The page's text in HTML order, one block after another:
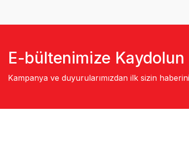
E-bültenimize Kaydolun
Kampanya ve duyurularımızdan ilk sizin